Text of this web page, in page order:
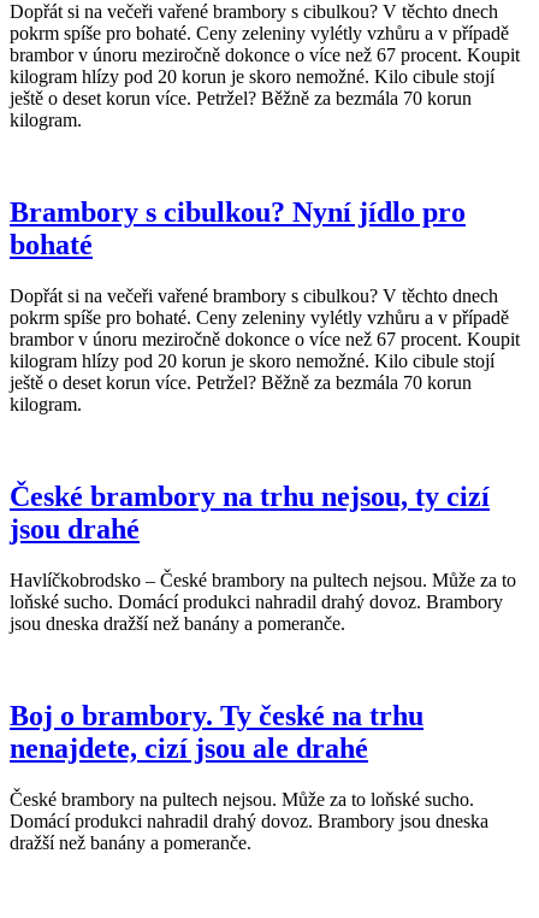
Dopřát si na večeři vařené brambory s cibulkou? V těchto dnech
pokrm spíše pro bohaté. Ceny zeleniny vylétly vzhůru a v případě
brambor v únoru meziročně dokonce o více než 67 procent. Koupit
kilogram hlízy pod 20 korun je skoro nemožné. Kilo cibule stojí
ještě o deset korun více. Petržel? Běžně za bezmála 70 korun
kilogram.
Brambory s cibulkou? Nyní jídlo pro
bohaté
Dopřát si na večeři vařené brambory s cibulkou? V těchto dnech
pokrm spíše pro bohaté. Ceny zeleniny vylétly vzhůru a v případě
brambor v únoru meziročně dokonce o více než 67 procent. Koupit
kilogram hlízy pod 20 korun je skoro nemožné. Kilo cibule stojí
ještě o deset korun více. Petržel? Běžně za bezmála 70 korun
kilogram.
České brambory na trhu nejsou, ty cizí
jsou drahé
Havlíčkobrodsko – České brambory na pultech nejsou. Může za to
loňské sucho. Domácí produkci nahradil drahý dovoz. Brambory
jsou dneska dražší než banány a pomeranče.
Boj o brambory. Ty české na trhu
nenajdete, cizí jsou ale drahé
České brambory na pultech nejsou. Může za to loňské sucho.
Domácí produkci nahradil drahý dovoz. Brambory jsou dneska
dražší než banány a pomeranče.